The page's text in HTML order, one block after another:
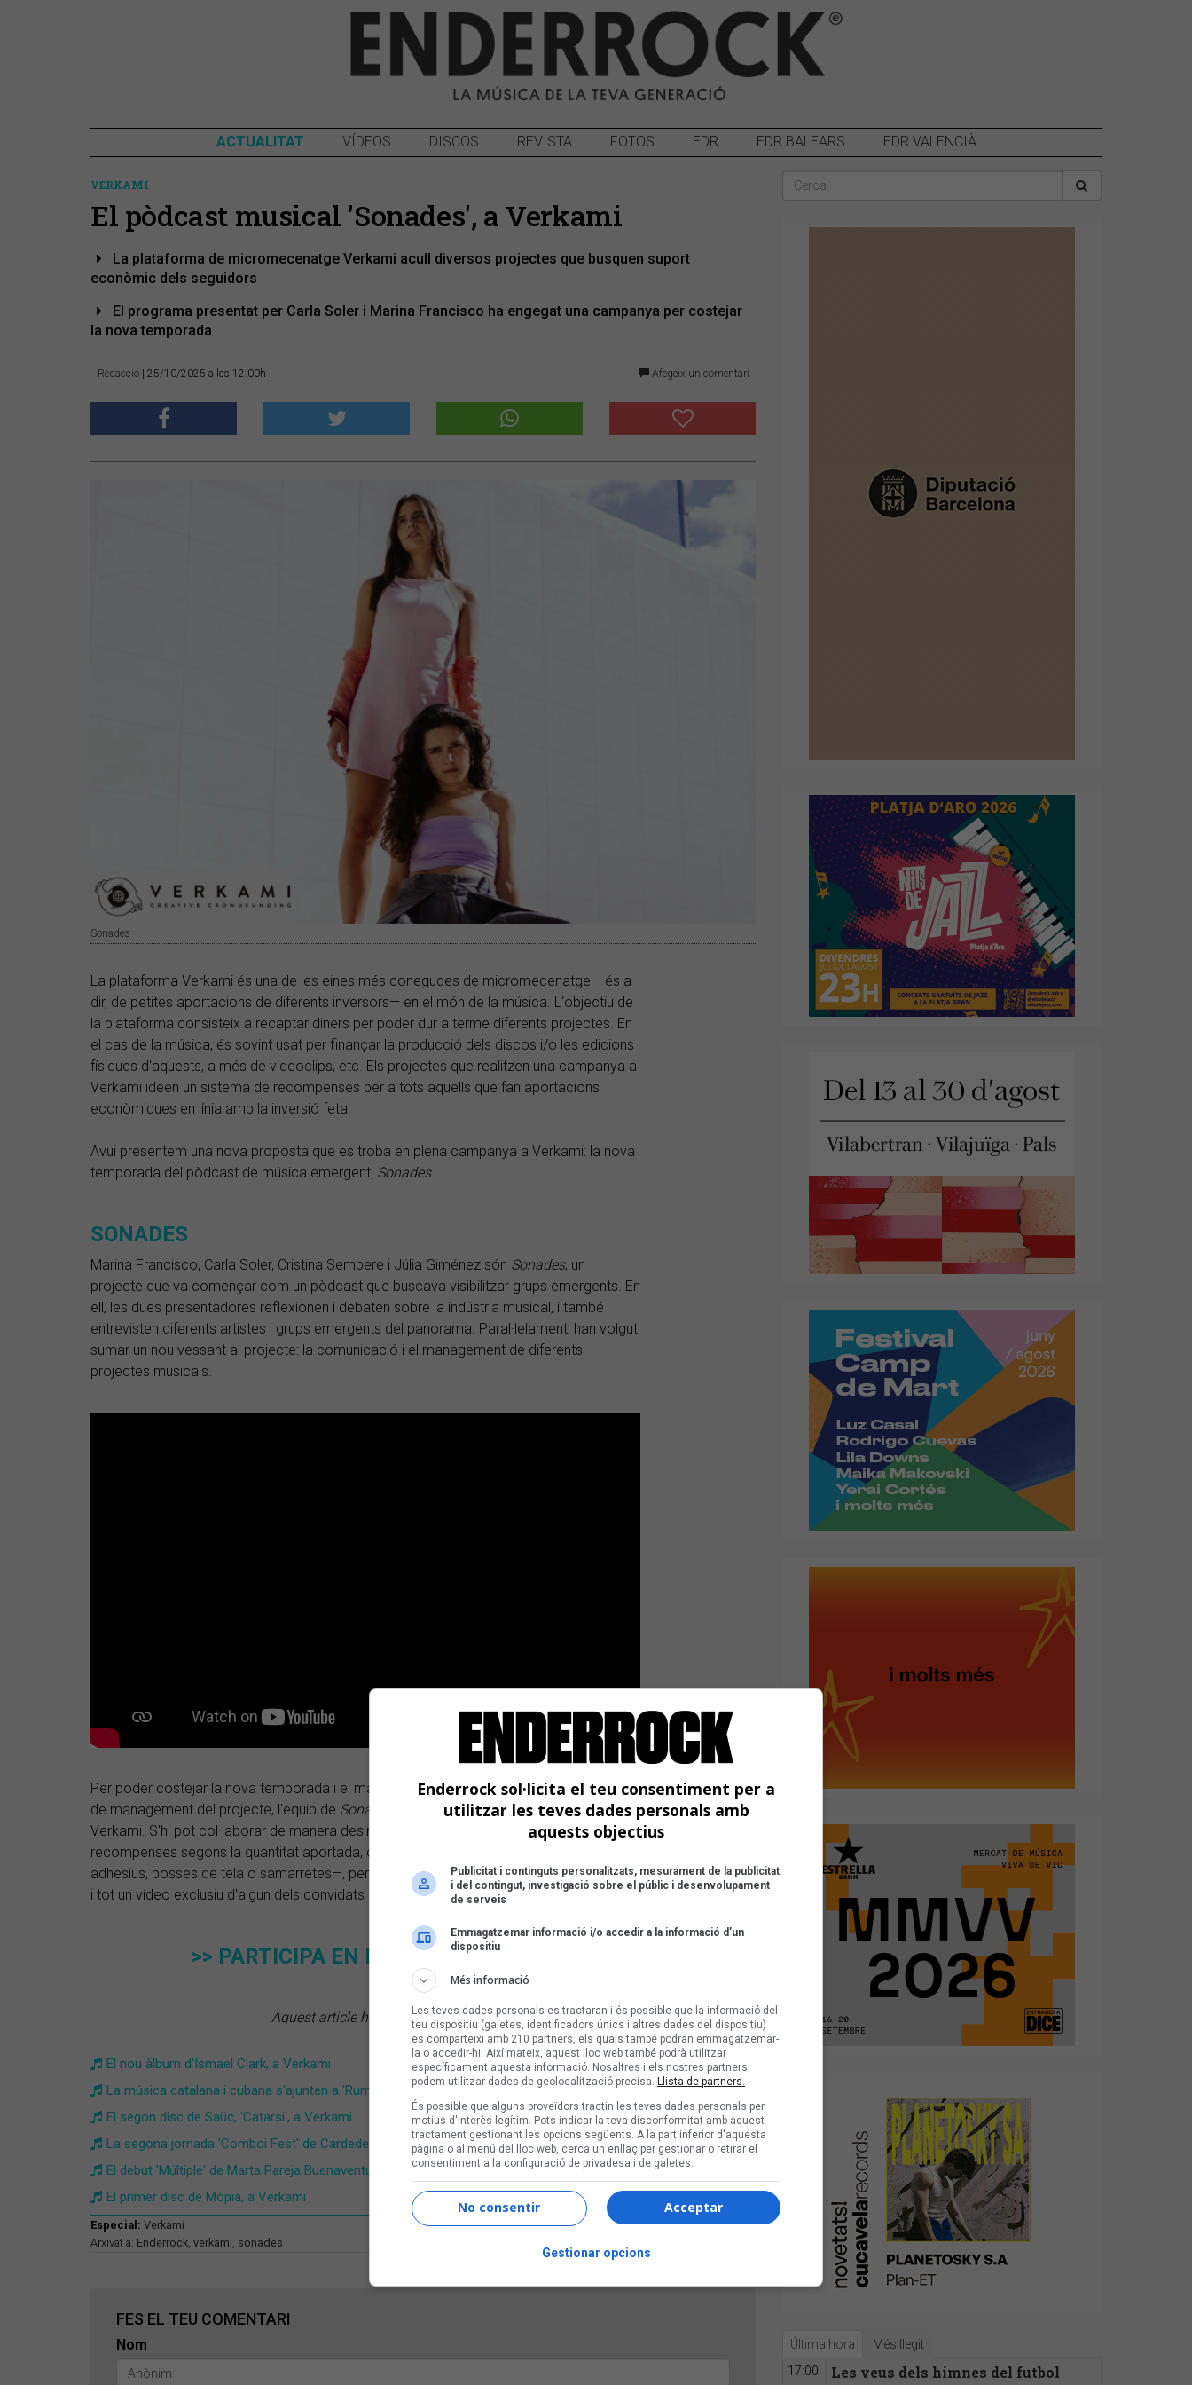
ACTUALITAT VÍDEOS DISCOS REVISTA FOTOS EDR EDR BALEARS EDR VALENCIÀ
VERKAMI
El pòdcast musical 'Sonades', a Verkami
La plataforma de micromecenatge Verkami acull diversos projectes que busquen suport
econòmic dels seguidors
El programa presentat per Carla Soler i Marina Francisco ha engegat una campanya per costejar
la nova temporada
Redacció | 25/10/2025 a les 12:00h Afegeix un comentari
Sonades
La plataforma Verkami és una de les eines més conegudes de micromecenatge —és a
dir, de petites aportacions de diferents inversors— en el món de la música. L'objectiu de
la plataforma consisteix a recaptar diners per poder dur a terme diferents projectes. En
el cas de la música, és sovint usat per finançar la producció dels discos i/o les edicions
físiques d'aquests, a més de videoclips, etc. Els projectes que realitzen una campanya a
Verkami ideen un sistema de recompenses per a tots aquells que fan aportacions
econòmiques en línia amb la inversió feta.
Avui presentem una nova proposta que es troba en plena campanya a Verkami: la nova
temporada del pòdcast de música emergent, Sonades.
SONADES
Marina Francisco, Carla Soler, Cristina Sempere i Júlia Giménez són Sonades, un
projecte que va començar com un pòdcast que buscava visibilitzar grups emergents. En
ell, les dues presentadores reflexionen i debaten sobre la indústria musical, i també
entrevisten diferents artistes i grups emergents del panorama. Paral·lelament, han volgut
sumar un nou vessant al projecte: la comunicació i el management de diferents
projectes musicals.
Per poder costejar la nova temporada i el material tècnic necessari per al vessant
de management del projecte, l'equip de Sonades
ha engegat una campanya a
Verkami. S'hi pot col·laborar de manera desinteressada, però també s'hi ofereixen
recompenses segons la quantitat aportada, com marxandatge del programa —
adhesius, bosses de tela o samarretes—, però també agraïments a xarxes socials o fins
i tot un vídeo exclusiu d'algun dels convidats del programa en la seva nova temporada.
>> PARTICIPA EN LA CAMPANYA <<
Aquest article ha comptat amb la col·laboració de Verkami.
El nou àlbum d'Ismael Clark, a Verkami
La música catalana i cubana s'ajunten a 'Rumba d'arreu', a Verkami
El segon disc de Saüc, 'Catarsi', a Verkami
La segona jornada 'Comboi Fest' de Cardedeu, a Verkami
El debut 'Múltiple' de Marta Pareja Buenaventura, a Verkami
El primer disc de Mòpia, a Verkami
Especial: Verkami
Arxivat a: Enderrock, verkami, sonades
FES EL TEU COMENTARI
Nom Última hora Més llegit
17:00
Les veus dels himnes del futbol
Enderrock sol·licita el teu consentiment per a
utilitzar les teves dades personals amb
aquests objectius
Publicitat i continguts personalitzats, mesurament de la publicitat
i del contingut, investigació sobre el públic i desenvolupament
de serveis
Emmagatzemar informació i/o accedir a la informació d’un
dispositiu
Més informació
Les teves dades personals es tractaran i és possible que la informació del
teu dispositiu (galetes, identificadors únics i altres dades del dispositiu)
es comparteixi amb 210 partners, els quals també podran emmagatzemar-
la o accedir-hi. Així mateix, aquest lloc web també podrà utilitzar
específicament aquesta informació. Nosaltres i els nostres partners
podem utilitzar dades de geolocalització precisa. Llista de partners.
És possible que alguns proveïdors tractin les teves dades personals per
motius d'interès legítim. Pots indicar la teva disconformitat amb aquest
tractament gestionant les opcions següents. A la part inferior d'aquesta
pàgina o al menú del lloc web, cerca un enllaç per gestionar o retirar el
consentiment a la configuració de privadesa i de galetes.
Acceptar
No consentir
Gestionar opcions